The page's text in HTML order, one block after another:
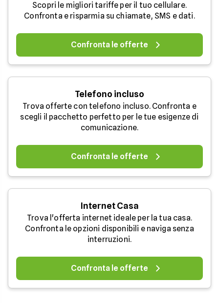
Scopri le migliori tariffe per il tuo cellulare.
Confronta e risparmia su chiamate, SMS e dati.
Confronta le offerte
Telefono incluso
Trova offerte con telefono incluso. Confronta e
scegli il pacchetto perfetto per le tue esigenze di
comunicazione.
Confronta le offerte
Internet Casa
Trova l'offerta internet ideale per la tua casa.
Confronta le opzioni disponibili e naviga senza
interruzioni.
Confronta le offerte